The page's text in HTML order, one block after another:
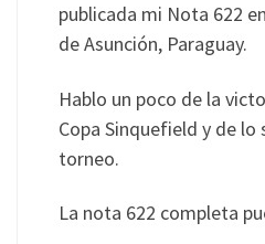
publicada mi Nota 622
de Asunción, Paraguay.
Hablo un poco de la
Copa Sinquefield y de lo
torneo.
La nota 622 completa